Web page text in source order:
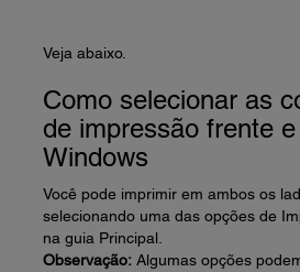
Veja abaixo.
Como selecionar as
de impressão frente
Windows
Você pode imprimir em ambos os
selecionando uma das opções de
na guia Principal.
Observação: Algumas opções